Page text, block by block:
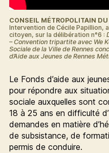
CONSEIL MÉTROPOLITAIN
Intervention de Cécile Papillion,
citoyen, sur la délibération n°6 :
– Convention tripartite avec We
Sociale de la Ville de Rennes
d’Aide aux Jeunes de Rennes
Le Fonds d’aide aux
pour répondre aux
sociale auxquelles sont
18 à 25 ans en difficulté
demandes en matière
de subsistance, de
permis de conduire.